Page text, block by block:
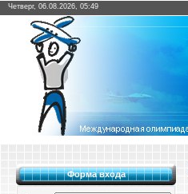
Четверг, 06.08.2026, 05:49
Форма входа